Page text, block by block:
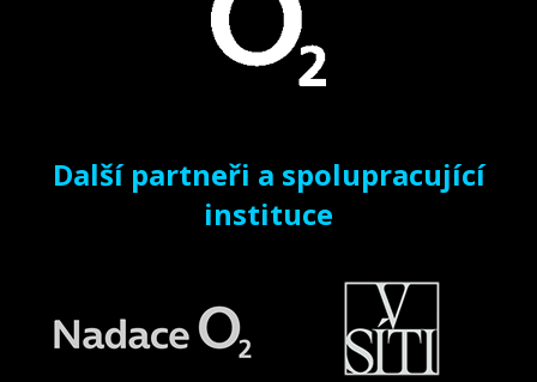
Další partneři a spolupracující
instituce